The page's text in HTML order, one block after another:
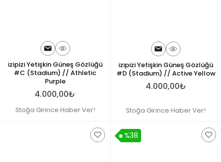
izipizi Yetişkin Güneş Gözlüğü
#C (Stadium) // Athletic
Purple
4.000,00₺
Stoğa Girince Haber Ver!
izipizi Yetişkin Güneş Gözlüğü
#D (Stadium) // Active Yellow
4.000,00₺
Stoğa Girince Haber Ver!
%38